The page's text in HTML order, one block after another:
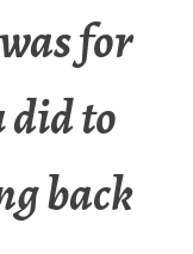
for
did to
back